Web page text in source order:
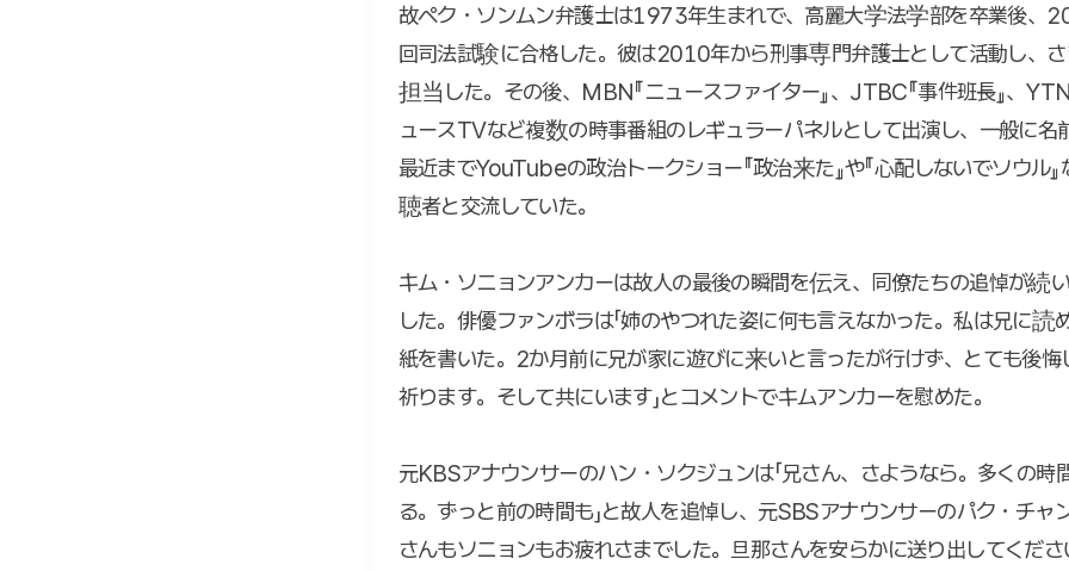
故ペク・ソンムン弁護士は1973年生まれで、高麗大学法学部を卒業後、
回司法試験に合格した。彼は2010年から刑事専門弁護士として活動し、
担当した。その後、MBN『ニュースファイター』、JTBC『事件班長』、
ュースTVなど複数の時事番組のレギュラーパネルとして出演し、一般に名
最近までYouTubeの政治トークショー『政治来た』や『心配しないでソウル
聴者と交流していた。
キム・ソニョンアンカーは故人の最後の瞬間を伝え、同僚たちの追悼が続
した。俳優ファンボラは「姉のやつれた姿に何も言えなかった。私は兄に読
紙を書いた。2か月前に兄が家に遊びに来いと言ったが行けず、とても後悔
祈ります。そして共にいます」とコメントでキムアンカーを慰めた。
元KBSアナウンサーのハン・ソクジュンは「兄さん、さようなら。多くの時
る。ずっと前の時間も」と故人を追悼し、元SBSアナウンサーのパク・チャ
さんもソニョンもお疲れさまでした。旦那さんを安らかに送り出してくださ